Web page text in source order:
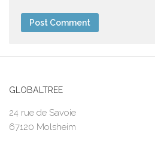
GLOBALTREE
24 rue de Savoie
67120 Molsheim